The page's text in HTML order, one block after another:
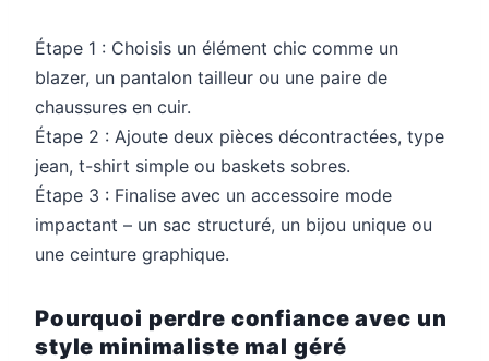
Étape 1 : Choisis un élément chic comme un
blazer, un pantalon tailleur ou une paire de
chaussures en cuir.
Étape 2 : Ajoute deux pièces décontractées, type
jean, t-shirt simple ou baskets sobres.
Étape 3 : Finalise avec un accessoire mode
impactant – un sac structuré, un bijou unique ou
une ceinture graphique.
Pourquoi perdre confiance avec un
style minimaliste mal géré